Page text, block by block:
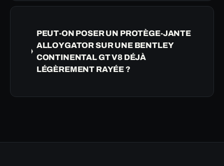
PEUT-ON POSER UN PROTÈGE-JANTE
ALLOYGATOR SUR UNE BENTLEY
CONTINENTAL GT V8 DÉJÀ
LÉGÈREMENT RAYÉE ?